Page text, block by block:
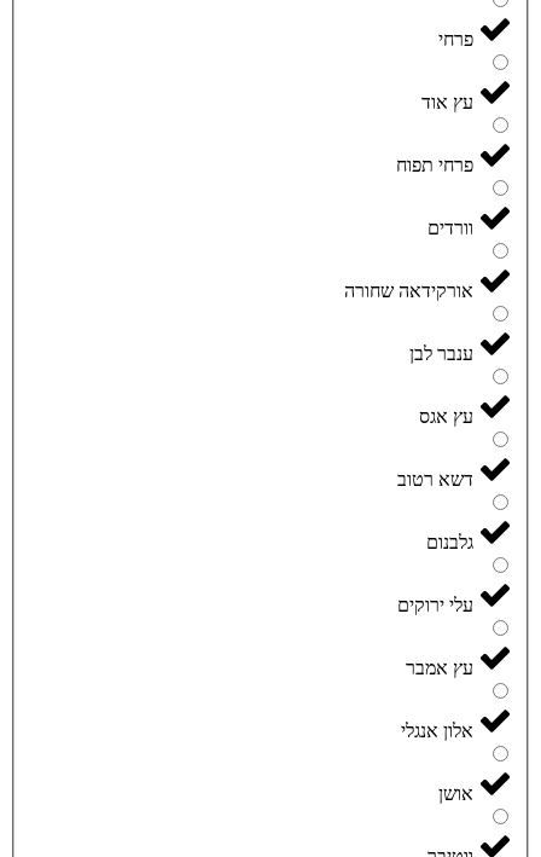
פרחי
עץ אוד
פרחי תפוח
וורדים
אורקידאה שחורה
ענבר לבן
עץ אגס
דשא רטוב
גלבנום
עלי ירוקים
עץ אמבר
אלון אנגלי
אושן